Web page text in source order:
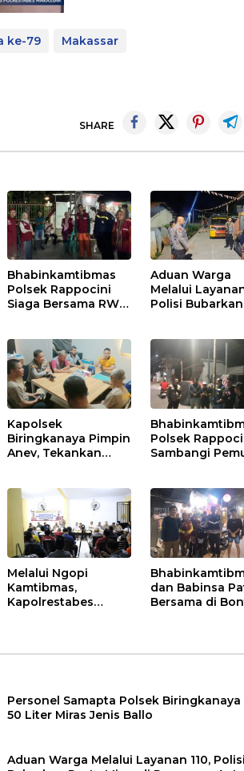
ke-79
Makassar
SHARE
Bhabinkamtibmas
Polsek Rappocini
Siaga Bersama RW
Buakana
Aduan Warga
Melalui
Polisi Bubarkan
Kapolsek
Biringkanaya Pimpin
Anev, Tekankan
Pelayanan
Masyarakat
Polsek
Sambangi
Liar
Melalui Ngopi
Kamtibmas,
Kapolrestabes
dan Babinsa
Bersama di
Personel Samapta Polsek Biringkanaya
50 Liter Miras Jenis Ballo
Aduan Warga Melalui Layanan 110, Polisi